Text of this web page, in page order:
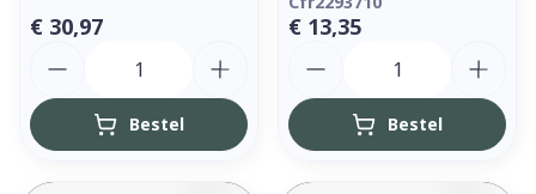
€ 30,97
Bestel
€ 13,35
Bestel